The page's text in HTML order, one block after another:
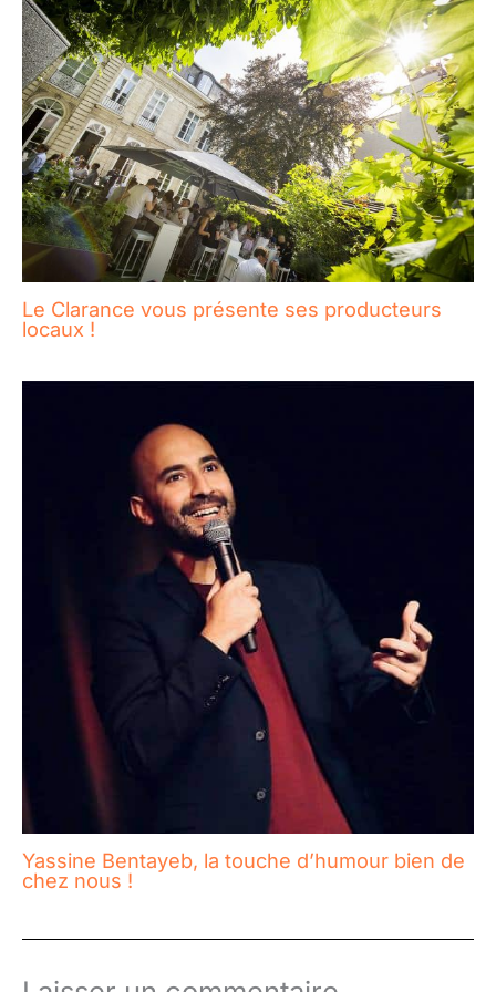
Le Clarance vous présente ses producteurs
locaux !
Yassine Bentayeb, la touche d’humour bien de
chez nous !